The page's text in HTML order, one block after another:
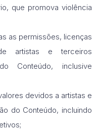
que promova violência
as permissões, licenças
artistas e terceiros
Conteúdo, inclusive
devidos a artistas e
do Conteúdo, incluindo